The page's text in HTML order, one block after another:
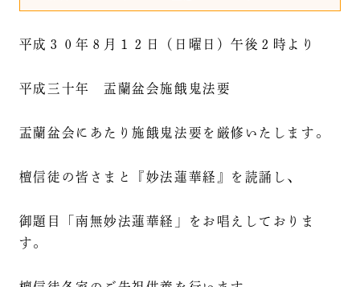
平成３０年８月１２日（日曜日）午後２時より
平成三十年 盂蘭盆会施餓鬼法要
盂蘭盆会にあたり施餓鬼法要を厳修いたします。
檀信徒の皆さまと『妙法蓮華経』を読誦し、
御題目「南無妙法蓮華経」をお唱えしておりま
す。